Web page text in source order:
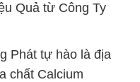
Quả từ Công Ty
Phát tự hào là địa
chất Calcium